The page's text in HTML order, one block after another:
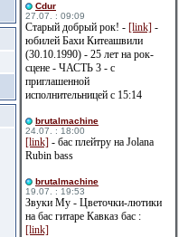
Cdur
27.07. : 09:09
Старый добрый рок! - [link] -
юбилей Бахи Китеашвили
(30.10.1990) - 25 лет на рок-
сцене - ЧАСТЬ 3 - с
приглашенной
исполнительницей с 15:14
brutalmachine
24.07. : 18:00
[link] - бас плейтру на Jolana
Rubin bass
brutalmachine
19.07. : 19:53
Звуки Му - Цветочки-лютики
на бас гитаре Кавказ бас :
[link]